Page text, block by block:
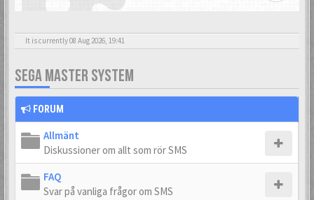
It is currently 08 Aug 2026, 19:41
SEGA MASTER SYSTEM
FORUM
Allmänt
Diskussioner om allt som rör SMS
FAQ
Svar på vanliga frågor om SMS